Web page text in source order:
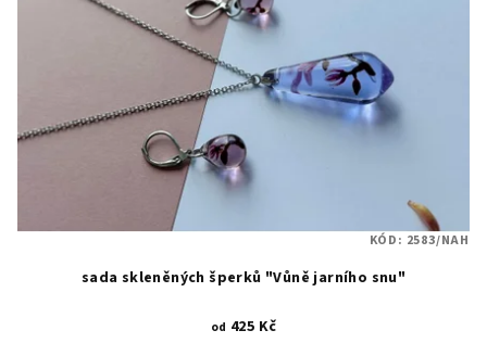
sada skleněných šperků "Vůně jarního snu"
od 425 Kč
KÓD: 2583/NAH